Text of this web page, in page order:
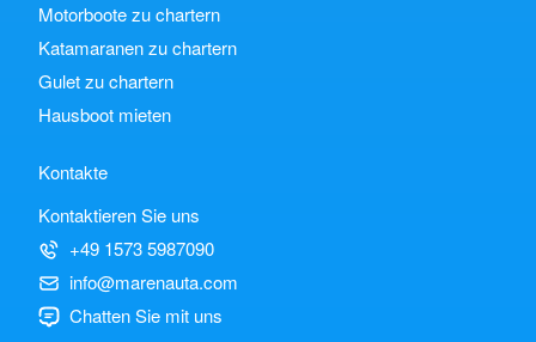
Motorboote zu chartern
Katamaranen zu chartern
Gulet zu chartern
Hausboot mieten
Kontakte
Kontaktieren Sie uns
+49 1573 5987090
info@marenauta.com
Chatten Sie mit uns